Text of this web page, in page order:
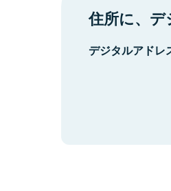
住所に、デ
デジタルアドレ